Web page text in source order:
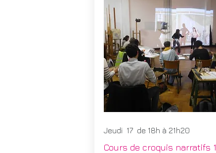
Jeudi 17 de 18h à 21h20
Cours de croquis narratifs 1